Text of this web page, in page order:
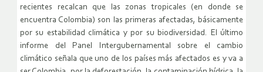
recientes recalcan que las zonas tropicales (en donde se
encuentra Colombia) son las primeras afectadas, básicamente
por su estabilidad climática y por su biodiversidad. El último
informe del Panel Intergubernamental sobre el cambio
climático señala que uno de los países más afectados es y va a